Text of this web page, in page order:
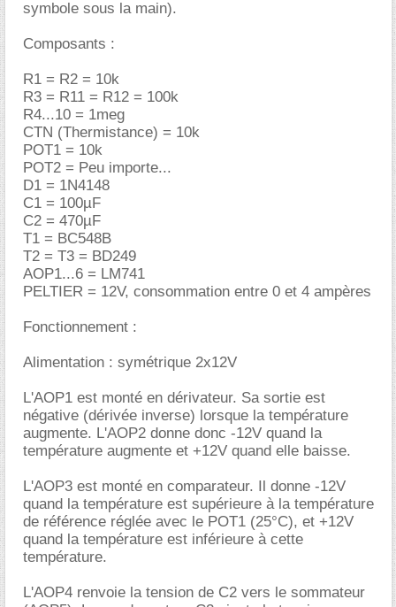
symbole sous la main).
Composants :
R1 = R2 = 10k
R3 = R11 = R12 = 100k
R4...10 = 1meg
CTN (Thermistance) = 10k
POT1 = 10k
POT2 = Peu importe...
D1 = 1N4148
C1 = 100µF
C2 = 470µF
T1 = BC548B
T2 = T3 = BD249
AOP1...6 = LM741
PELTIER = 12V, consommation entre 0 et 4 ampères
Fonctionnement :
Alimentation : symétrique 2x12V
L'AOP1 est monté en dérivateur. Sa sortie est
négative (dérivée inverse) lorsque la température
augmente. L'AOP2 donne donc -12V quand la
température augmente et +12V quand elle baisse.
L'AOP3 est monté en comparateur. Il donne -12V
quand la température est supérieure à la température
de référence réglée avec le POT1 (25°C), et +12V
quand la température est inférieure à cette
température.
L'AOP4 renvoie la tension de C2 vers le sommateur